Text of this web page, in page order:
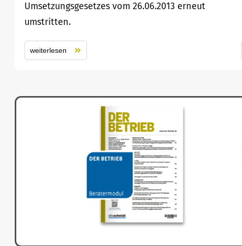
Umsetzungsgesetzes vom 26.06.2013 erneut
umstritten.
weiterlesen